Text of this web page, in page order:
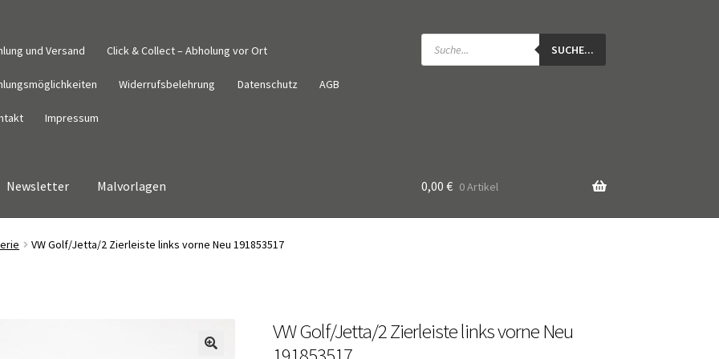
und Versand Click & Collect – Abholung vor Ort
Widerrufsbelehrung Datenschutz AGB
Impressum
Products
search SUCHE...
Newsletter Malvorlagen
Datenschutz Impressum Kasse KontaktMalvorlagen
0,00 € 0 Artikel
VW Golf/Jetta/2 Zierleiste links vorne Neu 191853517
VW Golf/Jetta/2 Zierleiste links vorne Neu